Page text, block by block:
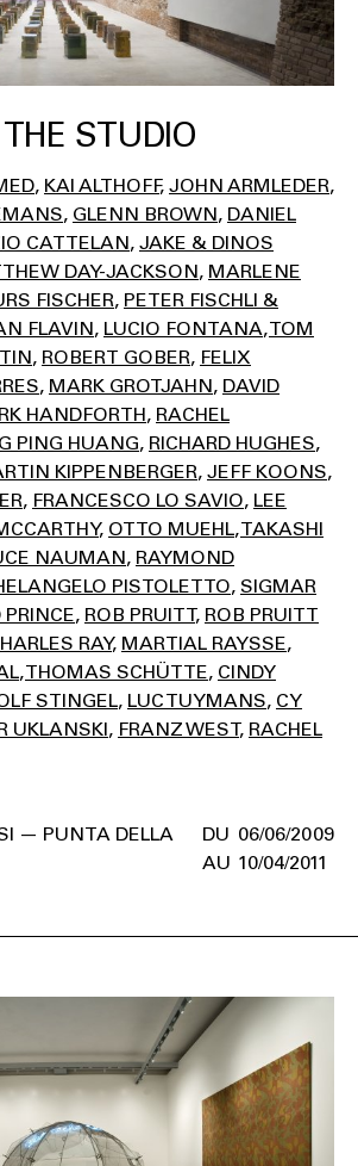
STUDIO
KAI ALTHOFF JOHN ARMLEDER
GLENN BROWN DANIEL
CATTELAN JAKE & DINOS
DAY-JACKSON MARLENE
FISCHER PETER FISCHLI &
FLAVIN LUCIO FONTANA TOM
ROBERT GOBER FELIX
MARK GROTJAHN DAVID
HANDFORTH RACHEL
PING HUANG RICHARD HUGHES
KIPPENBERGER JEFF KOONS
FRANCESCO LO SAVIO LEE
OTTO MUEHL TAKASHI
NAUMAN RAYMOND
PISTOLETTO SIGMAR
PRINCE ROB PRUITT ROB PRUITT
RAY MARTIAL RAYSSE
THOMAS SCHÜTTE CINDY
STINGEL LUC TUYMANS CY
UKLANSKI FRANZ WEST RACHEL
06/06/2009
10/04/2011
— PUNTA DELLA